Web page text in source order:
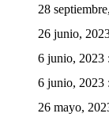
28
26 junio,
6 junio, 2023 :
6 junio, 2023 :
26 mayo,